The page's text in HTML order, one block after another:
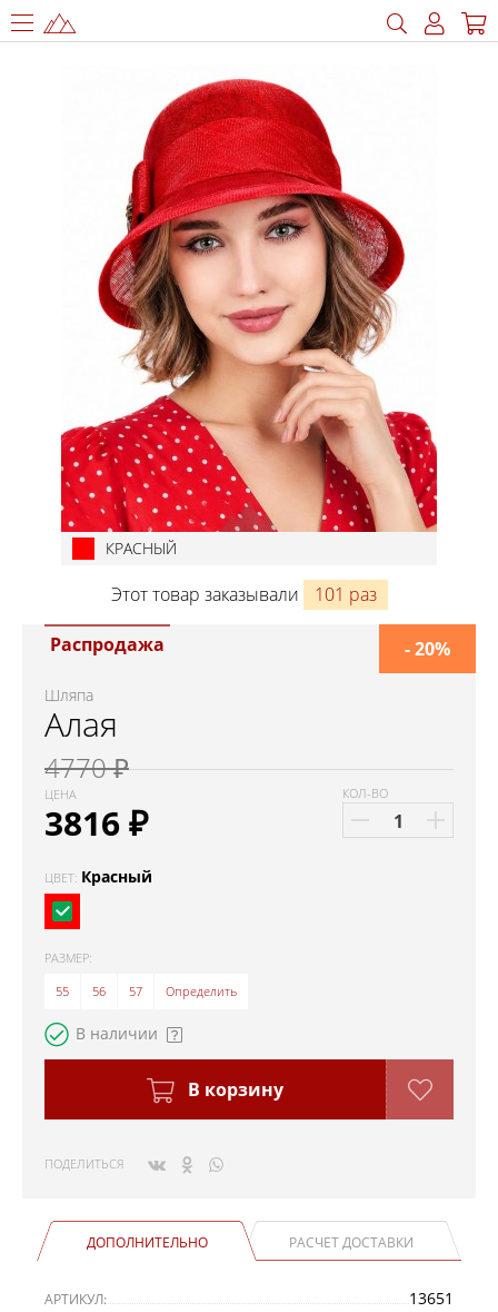
КРАСНЫЙ
Этот товар заказывали 101 раз
Распродажа
Шляпа
Алая
4770 ₽
ЦЕНА
3816₽
- 20%
КОЛ-ВО
ЦВЕТ: Красный
РАЗМЕР:
55
56 57 Определить
В наличии
В корзину
ПОДЕЛИТЬСЯ
ДОПОЛНИТЕЛЬНО РАСЧЕТ ДОСТАВКИ
АРТИКУЛ: 13651